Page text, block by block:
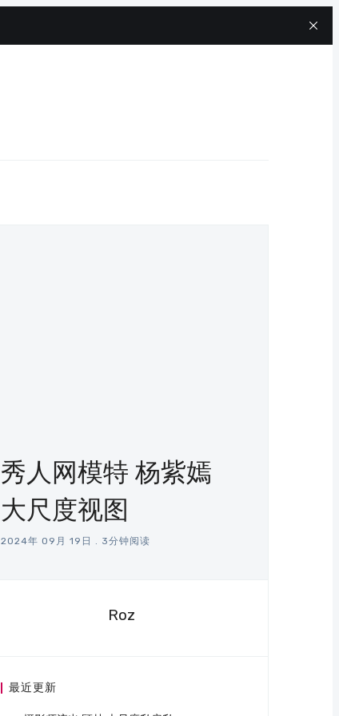
秀人网模特 杨紫嫣
大尺度视图
2024年 09月 19日 . 3分钟阅读
Roz
最近更新